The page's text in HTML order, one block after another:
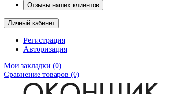
Отзывы наших клиентов
Личный кабинет
Регистрация
Авторизация
Мои закладки (0)
Сравнение товаров (0)